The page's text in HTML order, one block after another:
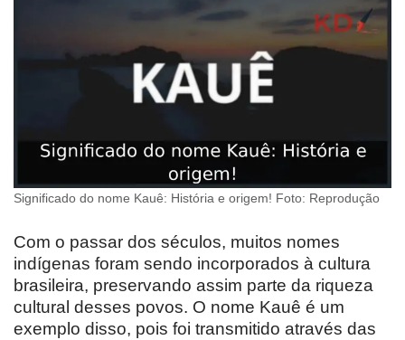
Significado do nome Kauê: História e origem! Foto: Reprodução
Com o passar dos séculos, muitos nomes
indígenas foram sendo incorporados à cultura
brasileira, preservando assim parte da riqueza
cultural desses povos. O nome Kauê é um
exemplo disso, pois foi transmitido através das